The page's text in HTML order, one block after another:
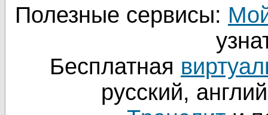
Полезные сервисы:
Бесплатная
русский,